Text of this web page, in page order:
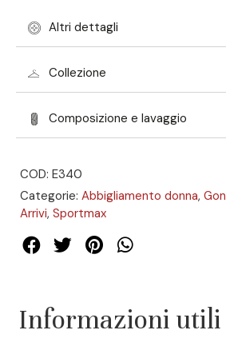
Altri dettagli
Collezione
Composizione e lavaggio
COD: E340
Categorie: Abbigliamento donna,
Arrivi, Sportmax
Informazioni utili